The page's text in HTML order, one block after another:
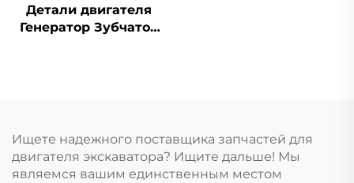
Детали двигателя
Генератор Зубчатое
Ищете надежного поставщика запчастей для
двигателя экскаватора? Ищите дальше! Мы
являемся вашим единственным местом